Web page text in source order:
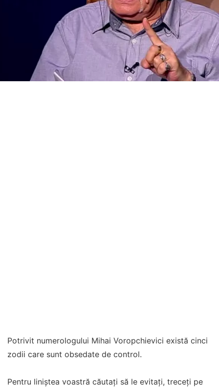
Potrivit numerologului Mihai Voropchievici există cinci
zodii care sunt obsedate de control.
Pentru liniștea voastră căutați să le evitați, treceți pe